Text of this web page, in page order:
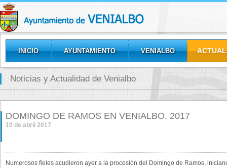
INICIO AYUNTAMIENTO VENIALBO
GALERÍAS
Noticias y Actualidad de Venialbo
DOMINGO DE RAMOS EN VENIALBO. 2017
10 de abril 2017
Numerosos fieles acudieron ayer a la procesión del Domingo de Ramos,